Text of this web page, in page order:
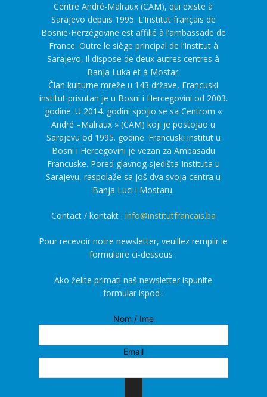
Centre André-Malraux (CAM), qui existe à
Sarajevo depuis 1995. L’Institut français de
Bosnie-Herzégovine est affilié à l’ambassade de
France. Outre le siège principal de l’Institut à
Sarajevo, il dispose de deux autres centres à
Banja Luka et à Mostar.
Član kulturne mreže u 143 države, Francuski
institut prisutan je u Bosni i Hercegovini od 2003.
godine. U 2014. godini spojio se sa Centrom «
André –Malraux » (CAM) koji je postojao u
Sarajevu od 1995. godine. Francuski institut u
Bosni i Hercegovini je vezan za Ambasadu
Francuske. Pored glavnog sjedišta Instituta u
Sarajevu, raspolaže sa još dva svoja centra u
Banja Luci i Mostaru.
Contact / kontakt : info@institutfrancais.ba
Pour recevoir notre newsletter, veuillez remplir le
formulaire ci-dessous :
Ako želite primati naš newsletter ispunite
formular ispod :
Nom / Ime
Email